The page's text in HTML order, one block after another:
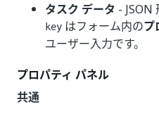
タスク データ - JSON
key はフォーム内のプ
ユーザー入力です。
プロパティ パネル
共通